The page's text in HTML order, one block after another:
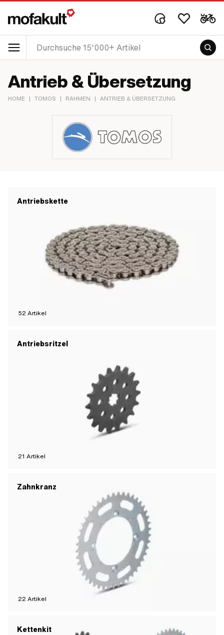
Antrieb & Übersetzung
HOME | TOMOS | RAHMEN | ANTRIEB & ÜBERSETZUNG
Antriebskette
52 Artikel
Antriebsritzel
21 Artikel
Zahnkranz
22 Artikel
Kettenkit